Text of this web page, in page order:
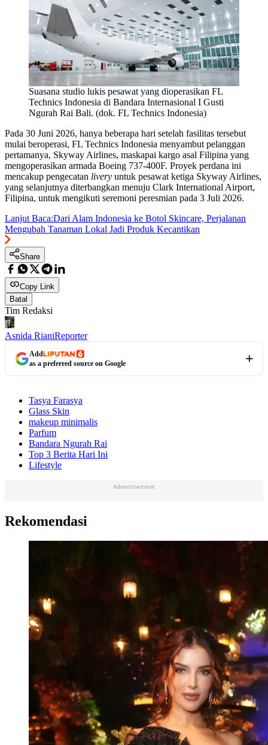
Suasana studio lukis pesawat yang dioperasikan FL
Technics Indonesia di Bandara Internasional I Gusti
Ngurah Rai Bali. (dok. FL Technics Indonesia)
Pada 30 Juni 2026, hanya beberapa hari setelah fasilitas tersebut
mulai beroperasi, FL Technics Indonesia menyambut pelanggan
pertamanya, Skyway Airlines, maskapai kargo asal Filipina yang
mengoperasikan armada Boeing 737-400F. Proyek perdana ini
mencakup pengecatan livery untuk pesawat ketiga Skyway Airlines,
yang selanjutnya diterbangkan menuju Clark International Airport,
Filipina, untuk mengikuti seremoni peresmian pada 3 Juli 2026.
Lanjut Baca:Dari Alam Indonesia ke Botol Skincare, Perjalanan
Mengubah Tanaman Lokal Jadi Produk Kecantikan
Share
Copy Link
Batal
Tim Redaksi
Asnida RianiReporter
Add
as a preferred source on Google
Tasya Farasya
Glass Skin
makeup minimalis
Parfum
Bandara Ngurah Rai
Top 3 Berita Hari Ini
Lifestyle
Advertisement
Rekomendasi